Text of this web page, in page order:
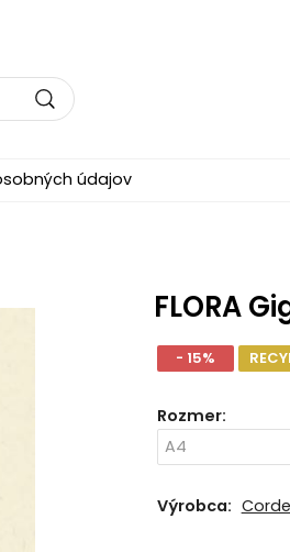
údajov
FLORA
- 15%
Rozmer:
Výrobca: